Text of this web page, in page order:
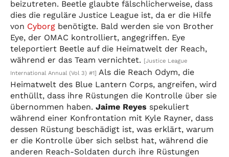
beizutreten. Beetle glaubte fälschlicherweise, dass
dies die reguläre Justice League ist, da er die Hilfe
von Cyborg benötigte. Bald werden sie von Brother
Eye, der OMAC kontrolliert, angegriffen. Eye
teleportiert Beetle auf die Heimatwelt der Reach,
während er das Team vernichtet. [Justice League
International Annual (Vol 3) #1] Als die Reach Odym, die
Heimatwelt des Blue Lantern Corps, angreifen, wird
enthüllt, dass ihre Rüstungen die Kontrolle über sie
übernommen haben. Jaime Reyes spekuliert
während einer Konfrontation mit Kyle Rayner, dass
dessen Rüstung beschädigt ist, was erklärt, warum
er die Kontrolle über sich selbst hat, während die
anderen Reach-Soldaten durch ihre Rüstungen